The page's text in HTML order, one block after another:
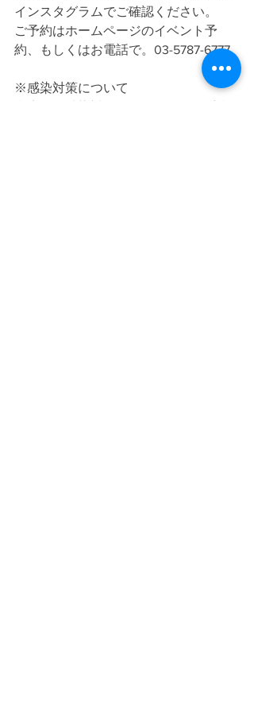
インスタグラムでご確認ください。
ご予約はホームページのイベント予
約、もしくはお電話で。03-5787-6777
※感染対策について